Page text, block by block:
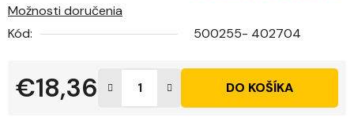
Možnosti doručenia
Kód:
500255- 402704
€18,36 DO KOŠÍKA